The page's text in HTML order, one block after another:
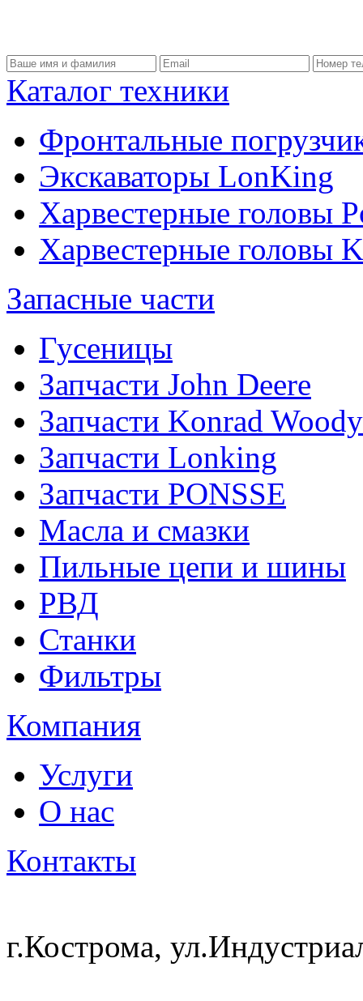
Каталог техники
Фронтальные
Экскаваторы LonKing
Харвестерные головы
Харвестерные головы
Запасные части
Гусеницы
Запчасти John Deere
Запчасти Konrad Woody
Запчасти Lonking
Запчасти PONSSE
Масла и смазки
Пильные цепи и шины
РВД
Станки
Фильтры
Компания
Услуги
О нас
Контакты
г.Кострома,